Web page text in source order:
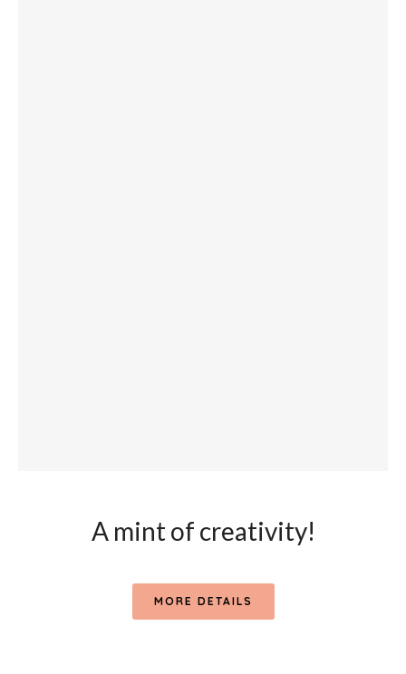
A mint of creativity!
MORE DETAILS